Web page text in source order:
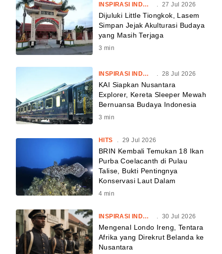
INSPIRASI INDONESIA 27 Jul 2026
Dijuluki Little Tiongkok, Lasem
Simpan Jejak Akulturasi Budaya
yang Masih Terjaga
3 min
INSPIRASI INDONESIA . 28 Jul 2026
KAI Siapkan Nusantara
Explorer, Kereta Sleeper Mewah
Bernuansa Budaya Indonesia
3 min
HITS . 29 Jul 2026
BRIN Kembali Temukan 18 Ikan
Purba Coelacanth di Pulau
Talise, Bukti Pentingnya
Konservasi Laut Dalam
4 min
INSPIRASI INDONESIA . 30 Jul 2026
Mengenal Londo Ireng, Tentara
Afrika yang Direkrut Belanda ke
Nusantara